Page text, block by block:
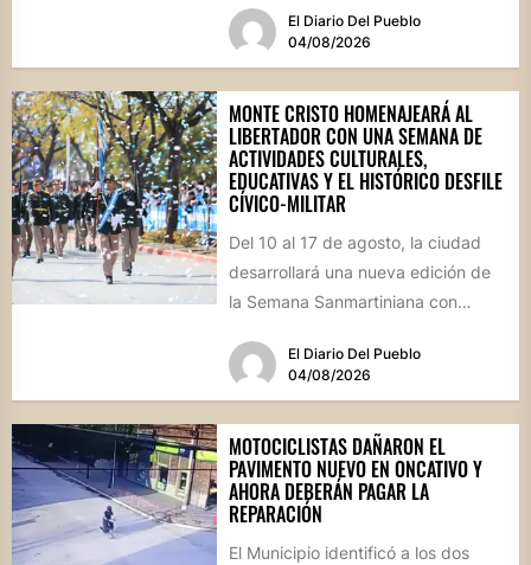
El Diario Del Pueblo
04/08/2026
MONTE CRISTO HOMENAJEARÁ AL
LIBERTADOR CON UNA SEMANA DE
ACTIVIDADES CULTURALES,
EDUCATIVAS Y EL HISTÓRICO DESFILE
CÍVICO-MILITAR
Del 10 al 17 de agosto, la ciudad
desarrollará una nueva edición de
la Semana Sanmartiniana con
El Diario Del Pueblo
04/08/2026
MOTOCICLISTAS DAÑARON EL
PAVIMENTO NUEVO EN ONCATIVO Y
AHORA DEBERÁN PAGAR LA
REPARACIÓN
El Municipio identificó a los dos